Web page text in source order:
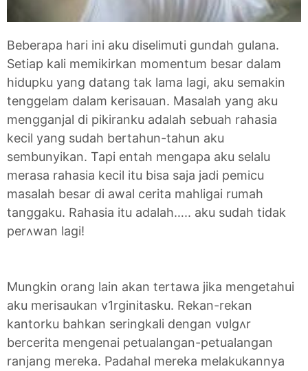
Beberapa hari ini aku diselimuti gundah gulana.
Setiap kali memikirkan momentum besar dalam
hidupku yang datang tak lama lagi, aku semakin
tenggelam dalam kerisauan. Masalah yang aku
mengganjal di pikiranku adalah sebuah rahasia
kecil yang sudah bertahun-tahun aku
sembunyikan. Tapi entah mengapa aku selalu
merasa rahasia kecil itu bisa saja jadi pemicu
masalah besar di awal cerita mahligai rumah
tanggaku. Rahasia itu adalah….. aku sudah tidak
perʌwan lagi!
Mungkin orang lain akan tertawa jika mengetahui
aku merisaukan v1rginitasku. Rekan-rekan
kantorku bahkan seringkali dengan vʋlgʌr
bercerita mengenai petualangan-petualangan
ranjang mereka. Padahal mereka melakukannya